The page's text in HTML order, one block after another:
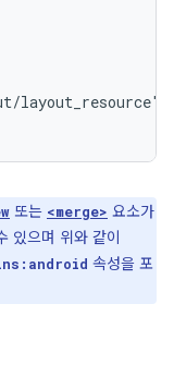
layout_resource"/
또는 <merge> 요소가
있으며 위와 같이
속성을 포